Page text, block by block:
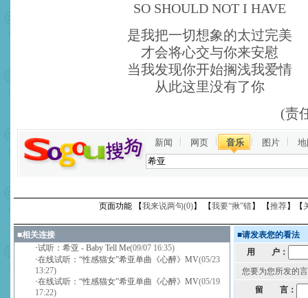
SO SHOULD NOT I HAVE
是我把一切想象的太过完美
才会将心交与你来安慰
当我发现你开始搁浅我爱情
从此这里没有了你
(责
新闻 网页 音乐 图片
页面功能 【我来说两句(0)】 【我要“揪”错】 【推荐】【
■相关连接
·试听：希亚 - Baby Tell Me(09/07 16:35)
·在线试听：“性感猫女”希亚单曲《心醉》MV(05/23
13:27)
·在线试听：“性感猫女”希亚单曲《心醉》MV(05/19
17:22)
■请发表您的看法
用 户：
您要为您所发的
留 言：